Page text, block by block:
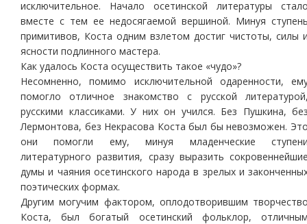
исключительное. Начало осетинской литературы
вместе с тем ее недосягаемой вершиной. Минуя
примитивов, Коста одним взлетом достиг чистоты, силы
ясности подлинного мастера.
Как удалось Коста осуществить такое «чудо»?
Несомненно, помимо исключительной одаренности,
помогло отличное знакомство с русской
русскими классиками. У них он учился. Без Пушкина,
Лермонтова, без Некрасова Коста был бы невозможен.
они помогли ему, минуя младенческие
литературного развития, сразу выразить
думы и чаяния осетинского народа в зрелых и
поэтических формах.
Другим могучим фактором, оплодотворившим
Коста, был богатый осетинский фольклор,